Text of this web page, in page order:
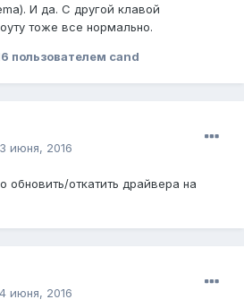
И да. С другой клавой
тоже все нормально.
пользователем cand
июня, 2016
обновить/откатить драйвера на
июня, 2016